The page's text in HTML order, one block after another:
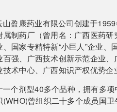
山盈康药业有限公司创建于
属制药厂（曾用名：广西医药
国家专精特新“小巨人”企业
百强、广西技术创新示范企业
术中心、广西知识产权优势企
个剂型40多个品种，拥有多项
(WHO)曾组织二十多个成员国